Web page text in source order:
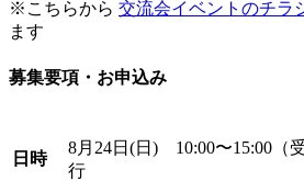
※こちらから 交流会イベントのチラ
ます
募集要項・お申込み
日時
8月24日(日) 10:00〜15:00
行